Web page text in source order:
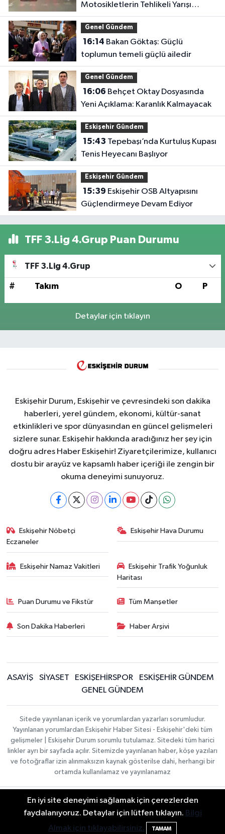
Motosikletlerin Tehlikeli Yarışı
Kamerada
Genel Gündem
16:14
toplumun temeli güçlü ailedir
Genel Gündem
16:06
Yeni Açıklama: Karanlık Kalmayacak
Eskişehir Gündem
15:43
Tenis Heyecanı Başlıyor
Eskişehir Gündem
15:39
Güçlendirmeye Devam Ediyor
TFF 3.Lig 4.Grup Puan Durumu
TFF 3.Lig 4.Grup
# Takım O P
Detaylar için tıklayın
Eskişehir Durum, Eskişehir ve çevresindeki son dakika
haberleri, yerel gündem, ekonomi, kültür-sanat
etkinlikleri ve spor dünyasından en güncel gelişmeleri
sizlere sunar. Eskişehir hakkında aradığınız her şey için
doğru adres Haber Eskişehir! Ziyaretçilerimize, kullanıcı
dostu bir arayüz ve kapsamlı haber içeriği ile zengin bir
okuma deneyimi sunuyoruz.
Eskişehir Nöbetçi
Eczaneler
Eskişehir Hava Durumu
Eskişehir Namaz Vakitleri
Eskişehir Trafik Yoğunluk
Haritası
Puan Durumu ve Fikstür Tüm Manşetler
Son Dakika Haberleri Haber Arşivi
ASAYİŞ SİYASET ESKİŞEHİRSPOR
ESKİŞEHİR GÜNDEM
GENEL GÜNDEM
Sitede yayınlanan içerik ve yorumlardan yazarları sorumludur.
Yayınlanan yorumlardan Eskişehir Haber Sitesi - Eskişehir'deki tüm
gelişmeler | Eskişehir Durum sorumlu tutulamaz. Sitedeki tüm harici
linkler ayrı bir sayfada açılır. Sitemizde yayınlanan haber, köşe yazıları
ve fotoğraflar izin alınmaksızın kaynak gösterilse dahi, herhangi bir
ortamda kullanılamaz ve yayınlanamaz
Gizlilik Sözleşmesi
Hakkımızda
İletişim
Topluluk Kuralları
Yayın İlkeleri
Haber Yazılımı:
Bilişim | Copyright ©
2026
En iyi site deneyimi sağlamak için çerezlerden
faydalanıyoruz. Detaylar için lütfen tıklayın. Bilgi
Almak için tıklayabilirsiniz.
TAMAM